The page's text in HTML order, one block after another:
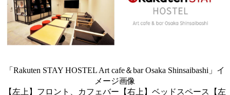
「Rakuten STAY HOSTEL Art cafe＆bar Osaka Shinsaibashi」イ
メージ画像
【左上】フロント、カフェバー【右上】ベッドスペース【左